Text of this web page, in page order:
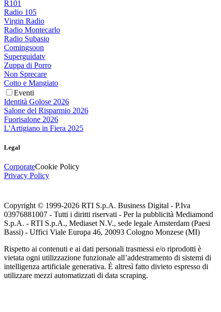
R101
Radio 105
Virgin Radio
Radio Montecarlo
Radio Subasio
Comingsoon
Superguidatv
Zuppa di Porro
Non Sprecare
Cotto e Mangiato
Eventi
Identità Golose 2026
Salone del Risparmio 2026
Fuorisalone 2026
L'Artigiano in Fiera 2025
Legal
CorporateCookie Policy
Privacy Policy
Copyright © 1999-2026 RTI S.p.A. Business Digital - P.Iva
03976881007 - Tutti i diritti riservati - Per la pubblicità Mediamond
S.p.A. - RTI S.p.A., Mediaset N.V., sede legale Amsterdam (Paesi
Bassi) - Uffici Viale Europa 46, 20093 Cologno Monzese (MI)
Rispetto ai contenuti e ai dati personali trasmessi e/o riprodotti è
vietata ogni utilizzazione funzionale all’addestramento di sistemi di
intelligenza artificiale generativa. È altresì fatto divieto espresso di
utilizzare mezzi automatizzati di data scraping.